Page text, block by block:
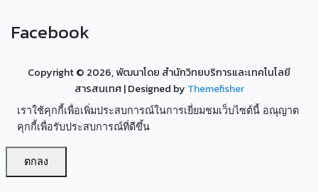
Facebook
Copyright © 2026, พัฒนาโดย สำนักวิทยบริการและเทคโนโลยี
สารสนเทศ| Designed by Themefisher
เราใช้คุกกี้เพื่อเพิ่มประสบการณ์ในการเยี่ยมชมเว็บไซต์นี้ อณุญาต
คุกกี้เพื่อรับประสบการณ์ที่ดีขึ้น
ตกลง